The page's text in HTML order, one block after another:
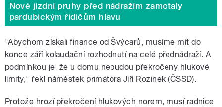
Nové jízdní pruhy před nádražím zamotaly
pardubickým řidičům hlavu
"Abychom získali finance od Švýcarů, musíme mít do
konce září kolaudační rozhodnutí na celé přednádraží. A
podmínkou je, že u domu nebudou překročeny hlukové
limity," řekl náměstek primátora Jiří Rozinek (ČSSD).
Protože hrozí překročení hlukových norem, musí radnice